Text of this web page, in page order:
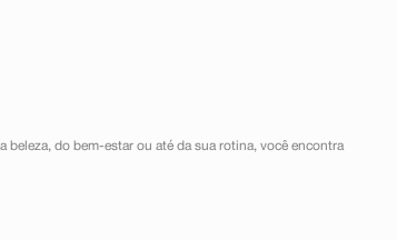
beleza, do bem-estar ou até da sua rotina, você encontra